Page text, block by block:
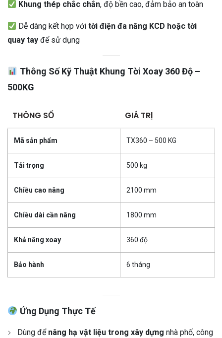
Khung thép chắc chắn, độ bền cao, đảm bảo an toàn
Dễ dàng kết hợp vớitời điện đa năng KCD hoặc tời
quay tay để sử dụng
Thông Số Kỹ Thuật Khung Tời Xoay 360 Độ –
500KG
THÔNG SỐ GIÁ TRỊ
Mã sản phẩm TX360 – 500 KG
Tải trọng 500 kg
Chiều cao nâng 2100 mm
Chiều dài cần nâng 1800 mm
Khả năng xoay 360 độ
Bảo hành 6 tháng
Ứng Dụng Thực Tế
Dùng để nâng hạ vật liệu trong xây dựng nhà phố, công